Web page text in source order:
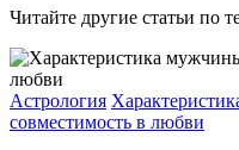
Читайте другие статьи по
Астрология
совместимость в любви